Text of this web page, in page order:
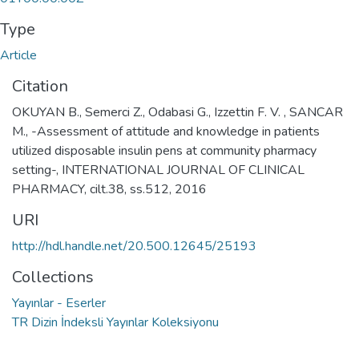
Type
Article
Citation
OKUYAN B., Semerci Z., Odabasi G., Izzettin F. V. , SANCAR
M., -Assessment of attitude and knowledge in patients
utilized disposable insulin pens at community pharmacy
setting-, INTERNATIONAL JOURNAL OF CLINICAL
PHARMACY, cilt.38, ss.512, 2016
URI
http://hdl.handle.net/20.500.12645/25193
Collections
Yayınlar - Eserler
TR Dizin İndeksli Yayınlar Koleksiyonu